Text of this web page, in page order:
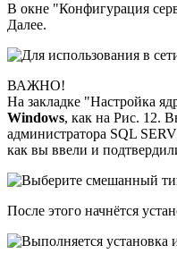
В окне "Конфигурация
Далее.
ВАЖНО!
На закладке "Настройка
Windows, как на Рис. 12.
администратора SQL
как вы ввели и
После этого начнётся